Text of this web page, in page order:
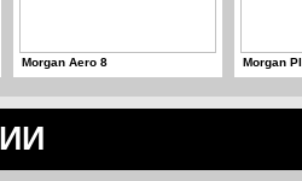
Morgan Aero 8 Morgan